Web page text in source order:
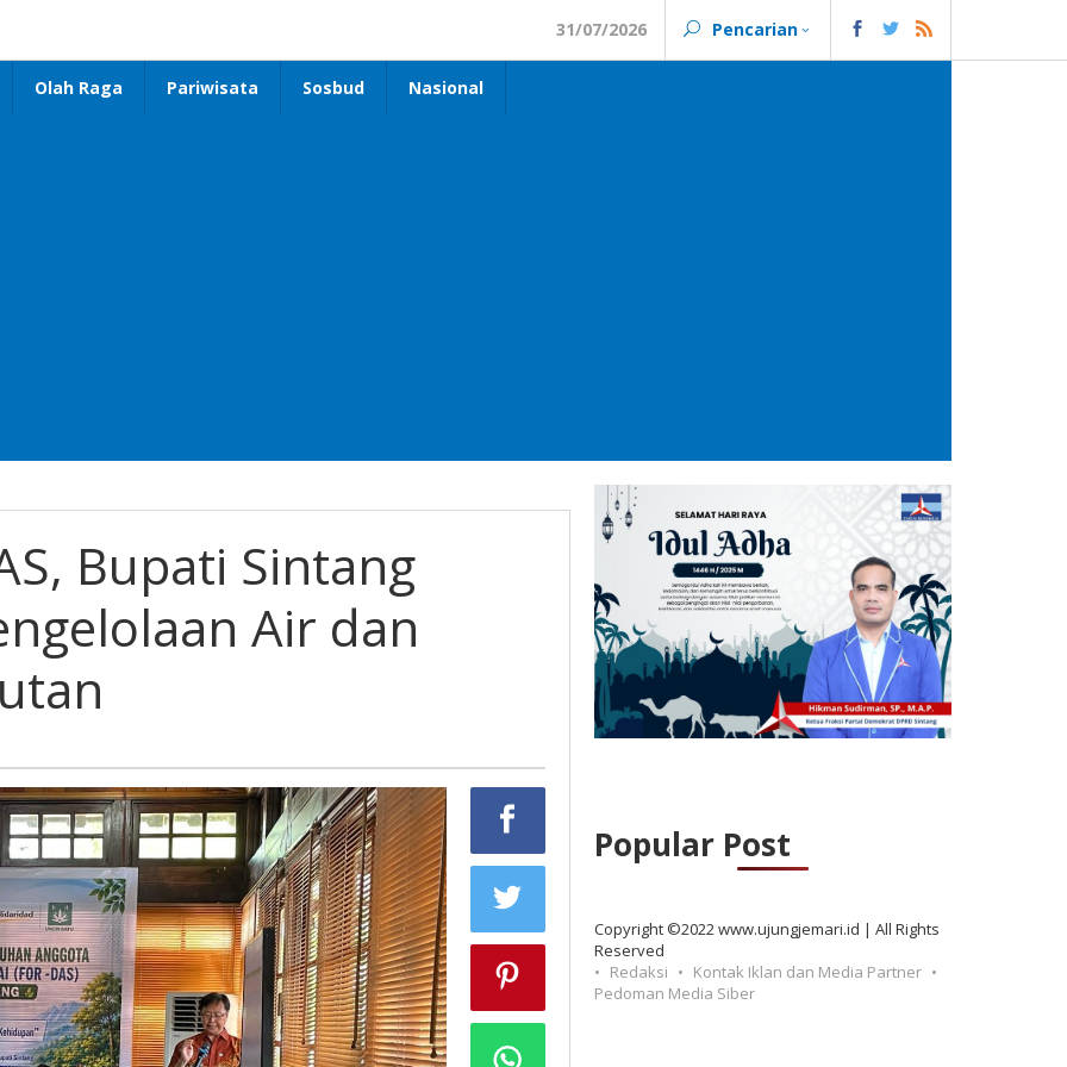
31/07/2026 Pencarian
Olah Raga Pariwisata Sosbud Nasional
Bupati Sintang
Air dan
Popular Post
Copyright ©2022 www.ujungjemari.id | All Rights
Reserved
Redaksi
Kontak Iklan dan Media Partner
Pedoman Media Siber